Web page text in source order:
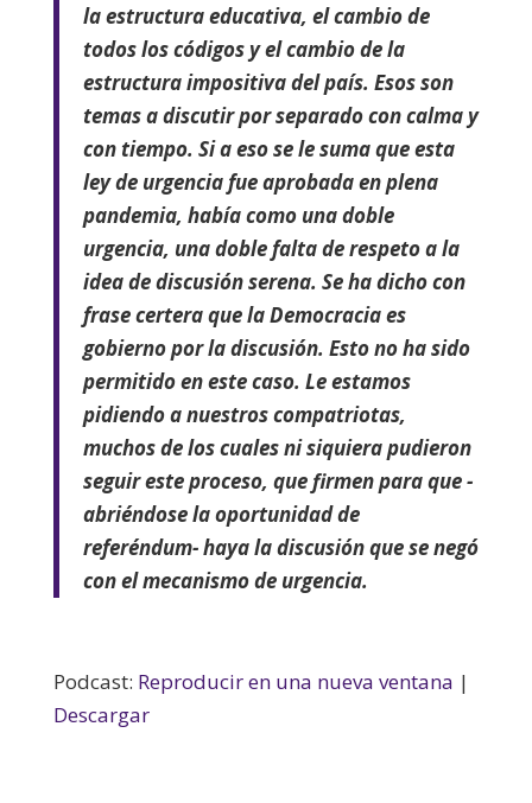
la estructura educativa, el cambio de
todos los códigos y el cambio de la
estructura impositiva del país. Esos son
temas a discutir por separado con calma y
con tiempo. Si a eso se le suma que esta
ley de urgencia fue aprobada en plena
pandemia, había como una doble
urgencia, una doble falta de respeto a la
idea de discusión serena. Se ha dicho con
frase certera que la Democracia es
gobierno por la discusión. Esto no ha sido
permitido en este caso. Le estamos
pidiendo a nuestros compatriotas,
muchos de los cuales ni siquiera pudieron
seguir este proceso, que firmen para que -
abriéndose la oportunidad de
referéndum- haya la discusión que se negó
con el mecanismo de urgencia.
Podcast: Reproducir en una nueva ventana |
Descargar